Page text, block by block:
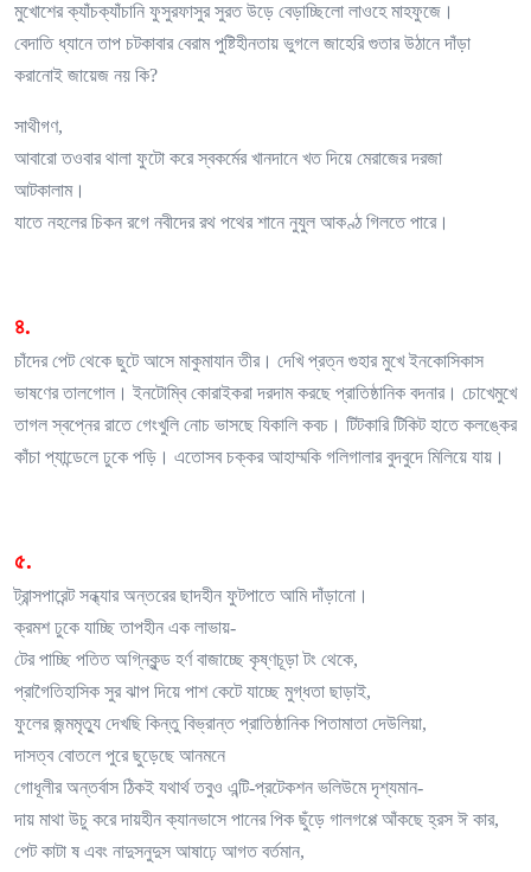
মুখোশের ক্যাঁচক্যাঁচানি ফুসুরফাসুর সুরত উড়ে বেড়াচ্ছিলো লাওহে মাহফুজে।
বেদাতি ধ্যানে তাপ চটকাবার বেরাম পুষ্টিহীনতায় ভুগলে জাহেরি গুতার উঠানে দাঁড়া
করানোই জায়েজ নয় কি?
সাথীগণ,
আবারো তওবার থালা ফুটো করে স্বকর্মের খানদানে খত দিয়ে মেরাজের দরজা
আটকালাম।
যাতে নহলের চিকন রগে নবীদের রথ পথের শানে নুযুল আকণ্ঠ গিলতে পারে।
৪.
চাঁদের পেট থেকে ছুটে আসে মাকুমাযান তীর। দেখি প্রত্ন গুহার মুখে ইনকোসিকাস
ভাষণের তালগোল। ইনটোম্বি কোরাইকরা দরদাম করছে প্রাতিষ্ঠানিক বদনার। চোখেমুখে
তাগল স্বপ্নের রাতে গেংখুলি নােচ ভাসছে যিকালি কবচ। টিটকারি টিকিট হাতে কলঙ্কের
কাঁচা প্যান্ডেলে ঢুকে পড়ি। এতোসব চক্কর আহাম্মকি গলিগালার বুদবুদে মিলিয়ে যায়।
৫.
ট্রান্সপারেন্ট সন্ধ্যার অন্তরের ছাদহীন ফুটপাতে আমি দাঁড়ানো।
ক্রমশ ঢুকে যাচ্ছি তাপহীন এক লাভায়-
টের পাচ্ছি পতিত অগ্নিকুন্ড হর্ণ বাজাচ্ছে কৃষ্ণচূড়া টং থেকে,
প্রাগৈতিহাসিক সুর ঝাপ দিয়ে পাশ কেটে যাচ্ছে মুগ্ধতা ছাড়াই,
ফুলের জন্মমৃত্যু দেখছি কিন্তু বিভ্রান্ত প্রাতিষ্ঠানিক পিতামাতা দেউলিয়া,
দাসত্ব বোতলে পুরে ছুড়েছে আনমনে
গোধূলীর অন্তর্বাস ঠিকই যথার্থ তবুও এন্টি-প্রটেকশন ভলিউমে দৃশ্যমান-
দায় মাথা উচু করে দায়হীন ক্যানভাসে পানের পিক ছুঁড়ে গালগপ্পে আঁকছে হ্রস ঈ কার,
পেট কাটা ষ এবং নাদুসনুদুস আষাঢ়ে আগত বর্তমান,